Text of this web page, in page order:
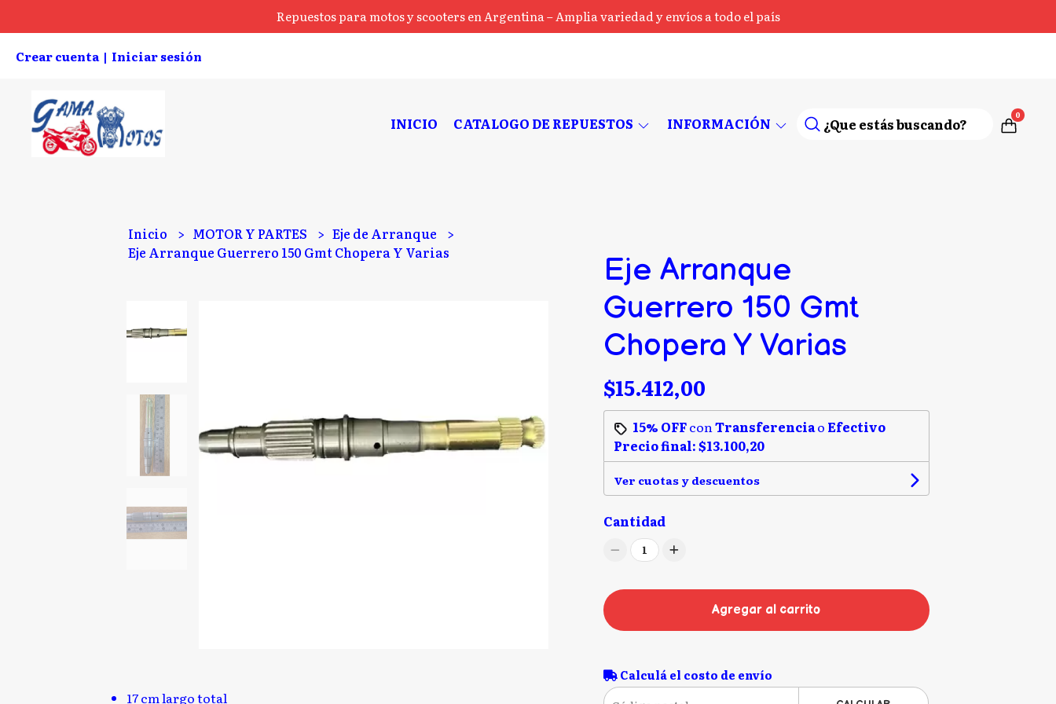
Repuestos para motos y scooters en Argentina – Amplia variedad y envíos a todo el país
Crear cuenta | Iniciar sesión
INICIO CATALOGO DE REPUESTOS INFORMACIÓN 0
Inicio MOTOR Y PARTES
Eje de Arranque
Eje Arranque Guerrero 150 Gmt Chopera Y Varias
17 cm largo total
Eje Arranque
Guerrero 150 Gmt
Chopera Y Varias
$15.412,00
15% OFFconTransferenciao Efectivo
Precio final:$13.100,20
Ver cuotas y descuentos
Cantidad
1
Agregar al carrito
Calculá el costo de envío